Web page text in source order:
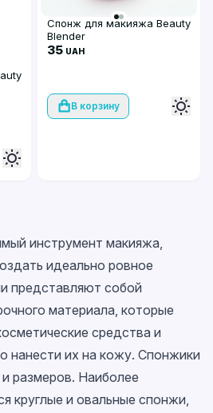
Спонж для макияжа Beauty
Blender
35 UAH
В корзину
инструмент макияжа,
идеально ровное
представляют собой
материала, которые
средства и
нанести их на кожу. Спонжики
размеров. Наиболее
круглые и овальные спонжи,